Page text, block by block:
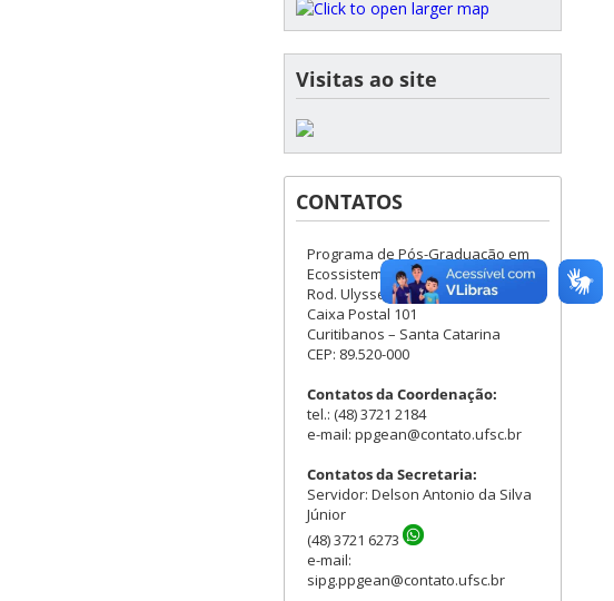
Visitas ao site
CONTATOS
Programa de Pós-Graduação em
Ecossistemas Agrícolas e Naturais
Rod. Ulysses Gaboardi, Km 3
Caixa Postal 101
Curitibanos – Santa Catarina
CEP: 89.520-000
Contatos da Coordenação:
tel.: (48) 3721 2184
e-mail: ppgean@contato.ufsc.br
Contatos da Secretaria:
Servidor: Delson Antonio da Silva
Júnior
(48) 3721 6273
e-mail:
sipg.ppgean@contato.ufsc.br